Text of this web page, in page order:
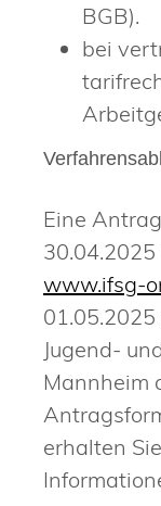
BGB).
bei
Eine
www.ifsg-
Jugend-
Mannheim
erhalten